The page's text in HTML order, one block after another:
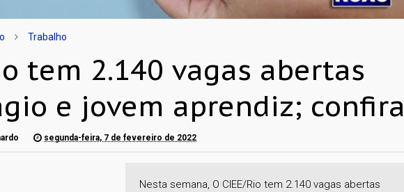
Trabalho
tem 2.140 vagas abertas
e jovem aprendiz; confira
segunda-feira, 7 de fevereiro de 2022
Nesta semana, O CIEE/Rio tem 2.140 vagas abertas